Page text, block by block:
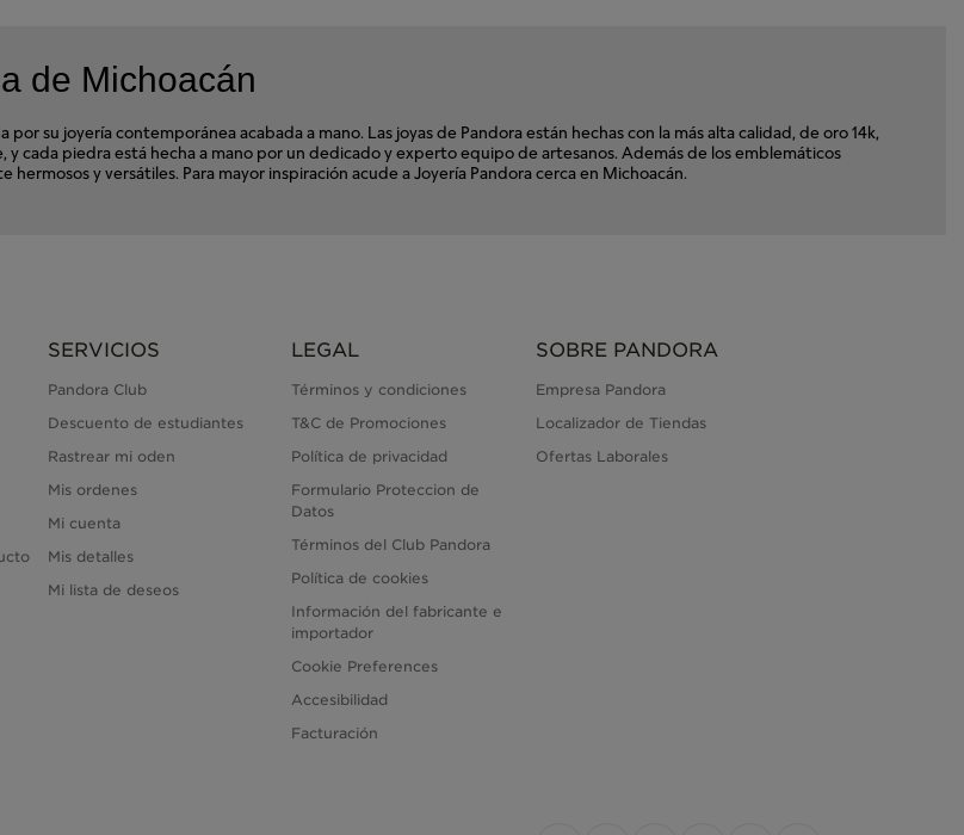
de Michoacán
su joyería contemporánea acabada a mano. Las joyas de Pandora están hechas con la más alta calidad, de oro 14k,
y cada piedra está hecha a mano por un dedicado y experto equipo de artesanos. Además de los emblemáticos
y versátiles. Para mayor inspiración acude a Joyería Pandora cerca en Michoacán.
SERVICIOS
Pandora Club
Descuento de estudiantes
Rastrear mi oden
Mis ordenes
Mi cuenta
Mis detalles
Mi lista de deseos
LEGAL
Términos y condiciones
T&C de Promociones
Política de privacidad
Formulario Proteccion de
Datos
Términos del Club Pandora
Política de cookies
Información del fabricante e
importador
Cookie Preferences
Accesibilidad
Facturación
SOBRE PANDORA
Empresa Pandora
Localizador de Tiendas
Ofertas Laborales